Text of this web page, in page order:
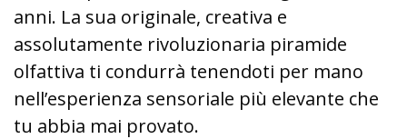
anni. La sua originale, creativa e
assolutamente rivoluzionaria piramide
olfattiva ti condurrà tenendoti per mano
nell’esperienza sensoriale più elevante che
tu abbia mai provato.